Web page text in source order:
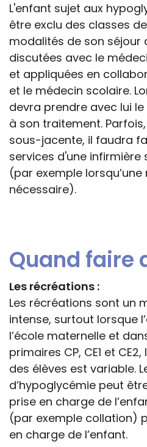
L'enfant sujet aux
être exclu des classes
modalités de son séjour
discutées avec le
et appliquées en
et le médecin scolaire.
devra prendre avec lui
à son traitement.
sous-jacente, il faudra
services d'une infirmière
(par exemple
nécessaire).
Quand faire
Les récréations :
Les récréations sont un
intense, surtout lorsque
l’école maternelle et
primaires CP, CE1 et
des élèves est variable.
d’hypoglycémie peut
prise en charge de
(par exemple collation)
en charge de l’enfant.